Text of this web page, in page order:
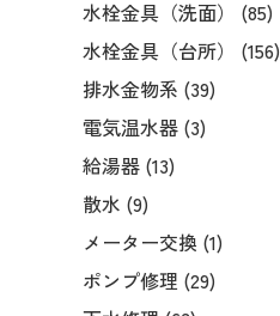
水栓金具（洗面） (85)
水栓金具（台所） (156)
排水金物系 (39)
電気温水器 (3)
給湯器 (13)
散水 (9)
メーター交換 (1)
ポンプ修理 (29)